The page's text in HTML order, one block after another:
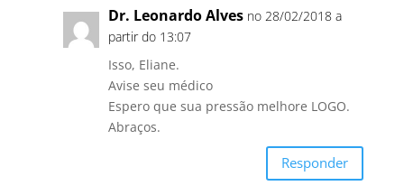
Dr. Leonardo Alves no 28/02/2018 a
partir do 13:07
Isso, Eliane.
Avise seu médico
Espero que sua pressão melhore LOGO.
Abraços.
Responder